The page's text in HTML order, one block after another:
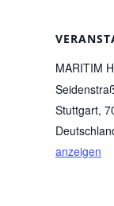
MARITIM
Stuttgart,
anzeigen